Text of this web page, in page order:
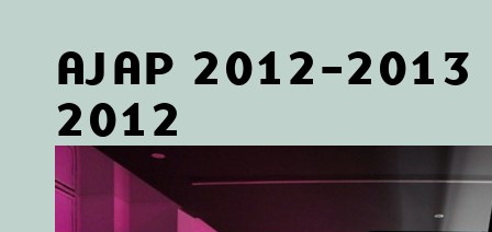
AJAP 2012-2013
2012